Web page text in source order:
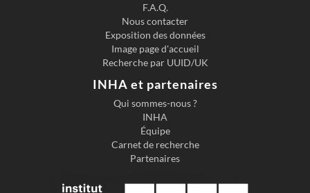
F.A.Q.
Nous contacter
Exposition des données
Image page d'accueil
Recherche par UUID/UK
INHA et partenaires
Qui sommes-nous ?
INHA
Équipe
Carnet de recherche
Partenaires